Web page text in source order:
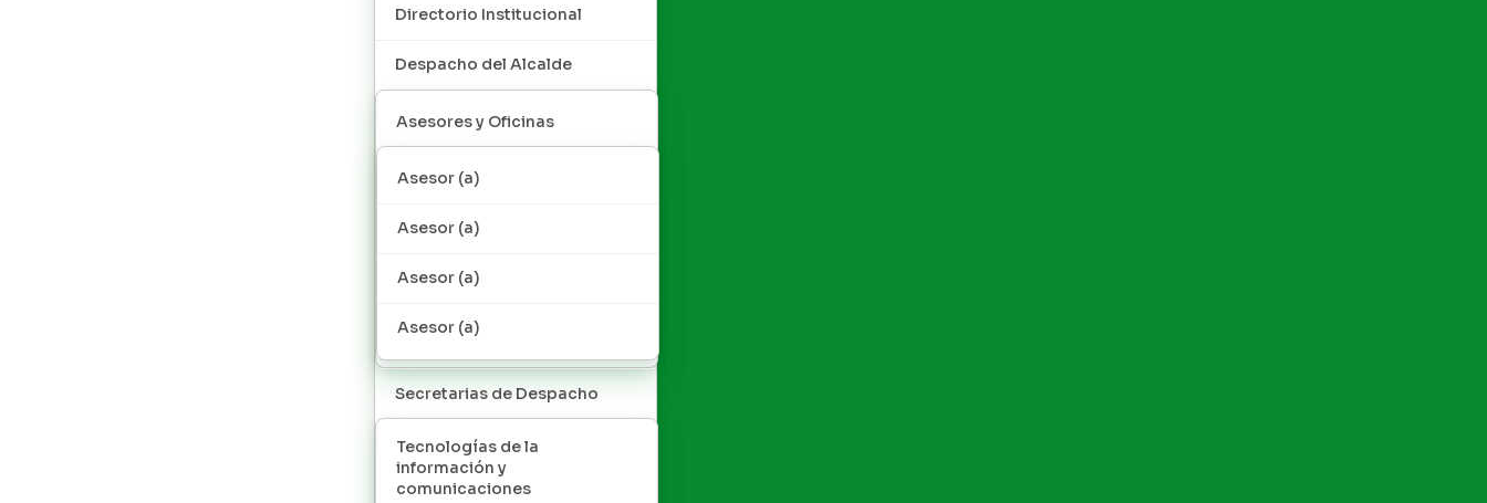
Directorio Institucional
Despacho del Alcalde
Asesores y Oficinas
Asesor (a)
Asesor (a)
Asesor (a)
Asesor (a)
Secretarias de Despacho
Tecnologías de la
información y
comunicaciones